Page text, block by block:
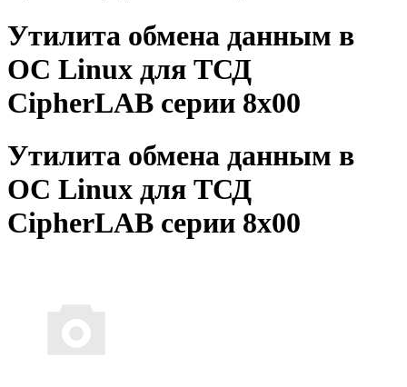
Утилита обмена данным в
ОС Linux для ТСД
CipherLAB серии 8x00
Утилита обмена данным в
ОС Linux для ТСД
CipherLAB серии 8x00